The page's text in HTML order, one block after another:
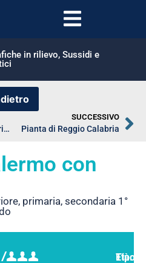
in rilievo, Sussidi e
Pianta di Napoli con descrizione
SUCCESSIVO
Pianta di Reggio Calabria
con
, primaria, secondaria 1°
Età: